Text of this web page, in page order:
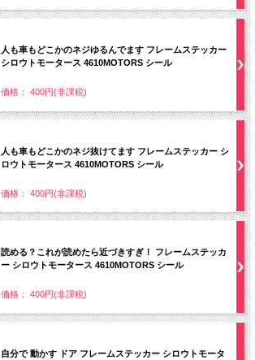
人も車もどこかのネジゆるんでます フレームステッカー
シロウトモータース 4610MOTORS シール
価格： 400円(非課税)
人も車もどこかのネジ抜けてます フレームステッカー シ
ロウトモータース 4610MOTORS シール
価格： 400円(非課税)
読める？これが読めたら近づきすぎ！ フレームステッカ
ー シロウトモータース 4610MOTORS シール
価格： 400円(非課税)
自分で 動かす ドア フレームステッカー シロウトモータ